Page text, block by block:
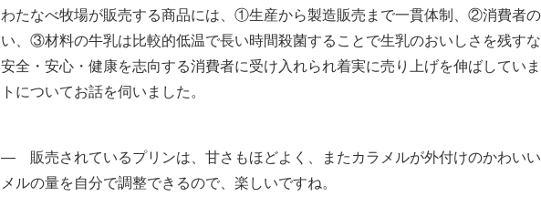
わたなべ牧場が販売する商品には、①生産から製造販売まで一貫体制、②消費者
い、③材料の牛乳は比較的低温で長い時間殺菌することで生乳のおいしさを残す
安全・安心・健康を志向する消費者に受け入れられ着実に売り上げを伸ばしてい
トについてお話を伺いました。
― 販売されているプリンは、甘さもほどよく、またカラメルが外付けのかわい
メルの量を自分で調整できるので、楽しいですね。